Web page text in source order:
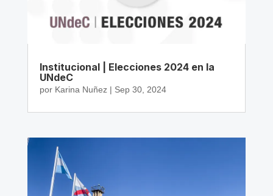
Institucional | Elecciones 2024 en la
UNdeC
por Karina Nuñez| Sep 30, 2024